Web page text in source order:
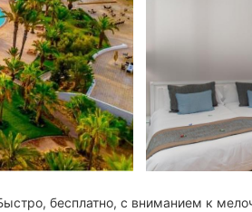
бесплатно, с вниманием к